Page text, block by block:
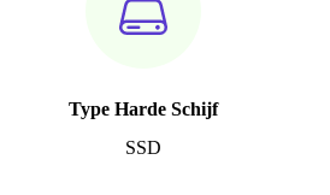
Type Harde Schijf
SSD